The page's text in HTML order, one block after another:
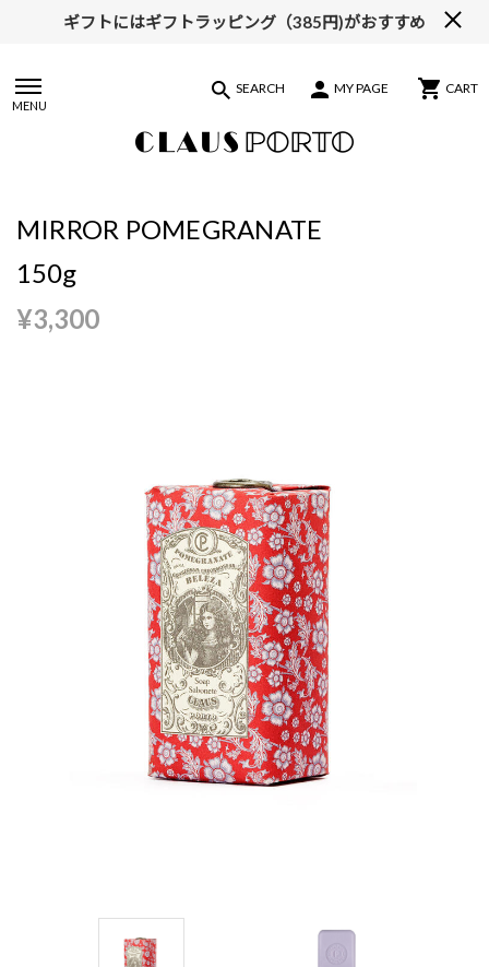
ギフトにはギフトラッピング（385円)がおすすめ
MENU
SEARCH MY PAGE CART
MIRROR POMEGRANATE
150g
¥3,300